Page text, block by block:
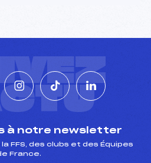
à notre newsletter
FFS, des clubs et des Équipes
France.